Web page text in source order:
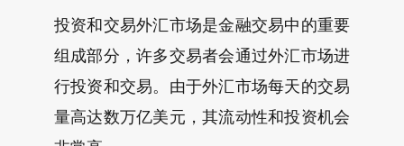
投资和交易外汇市场是金融交易中的重要
组成部分，许多交易者会通过外汇市场进
行投资和交易。由于外汇市场每天的交易
量高达数万亿美元，其流动性和投资机会